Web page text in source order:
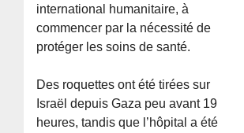
international humanitaire, à
commencer par la nécessité de
protéger les soins de santé.
Des roquettes ont été tirées sur
Israël depuis Gaza peu avant 19
heures, tandis que l’hôpital a été